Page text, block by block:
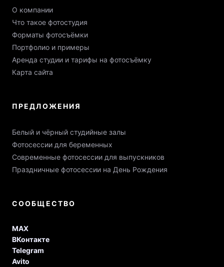
О компании
Что такое фотостудия
Форматы фотосъёмки
Портфолио и примеры
Аренда студии и тарифы на фотосъёмку
Карта сайта
ПРЕДЛОЖЕНИЯ
Белый и чёрный студийные залы
Фотосессии для беременных
Современные фотосессии для выпускников
Праздничные фотосессии на День Рождения
СООБЩЕСТВО
MAX
ВКонтакте
Telegram
Avito